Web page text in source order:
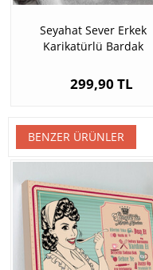
Seyahat Sever Erkek
Karikatürlü Bardak
299,90 TL
BENZER ÜRÜNLER